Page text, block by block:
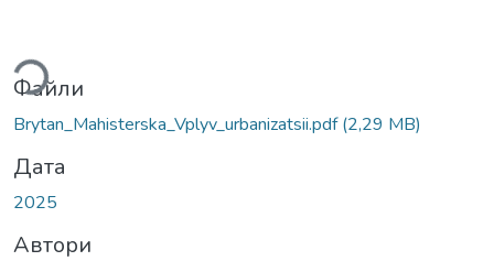
Файли
Brytan_Mahisterska_Vplyv_urbanizatsii.pdf(2,29 MB)
Дата
2025
Автори